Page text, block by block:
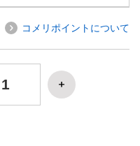
コメリポイントについて